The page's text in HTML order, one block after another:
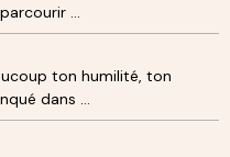
...
ton humilité, ton
dans ...